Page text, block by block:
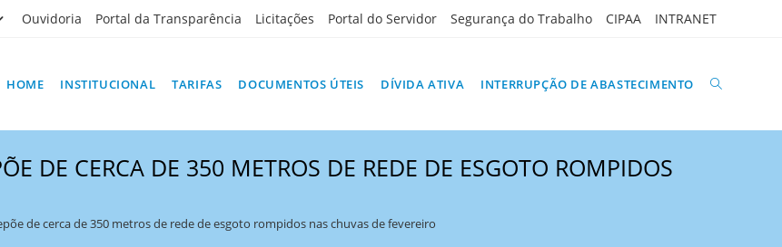
Ouvidoria Portal da Transparência Licitações Portal do Servidor Segurança do Trabalho CIPAA INTRANET
HOME INSTITUCIONAL TARIFAS DOCUMENTOS ÚTEIS DÍVIDA ATIVA INTERRUPÇÃO DE ABASTECIMENTO ALTERNAR
DE CERCA DE 350 METROS DE REDE DE ESGOTO ROMPIDOS
de cerca de 350 metros de rede de esgoto rompidos nas chuvas de fevereiro